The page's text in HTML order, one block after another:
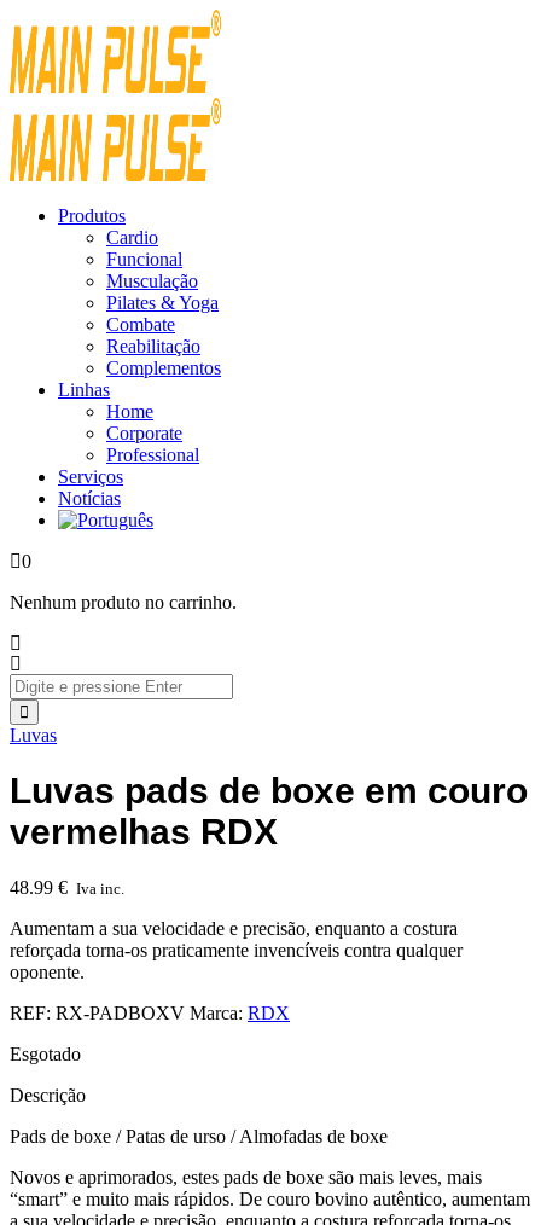
Produtos
Cardio
Funcional
Musculação
Pilates & Yoga
Combate
Reabilitação
Complementos
Linhas
Home
Corporate
Professional
Serviços
Notícias
0
Nenhum produto no carrinho.
Luvas
Luvas pads de boxe em couro
vermelhas RDX
48.99 € Iva inc.
Aumentam a sua velocidade e precisão, enquanto a costura
reforçada torna-os praticamente invencíveis contra qualquer
oponente.
REF: RX-PADBOXV Marca: RDX
Esgotado
Descrição
Pads de boxe / Patas de urso / Almofadas de boxe
Novos e aprimorados, estes pads de boxe são mais leves, mais
“smart” e muito mais rápidos. De couro bovino autêntico, aumentam